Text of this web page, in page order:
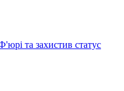
та захистив статус